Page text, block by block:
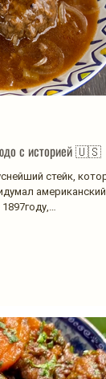
Стейк Солсбери. Блюдо с историей 🇺🇸
стейк,
американский